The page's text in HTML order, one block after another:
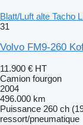
Blatt/Luft alte Tacho
31
Volvo FM9-260
11.900 € HT
Camion fourgon
2004
496.000 km
Puissance 260 ch
ressort/pneumatique